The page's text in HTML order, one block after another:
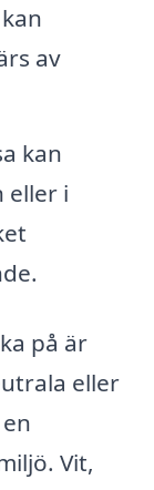
av
kan
eller i
på är
eller
Vit,